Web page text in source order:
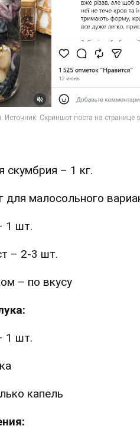
скумбрия – 1 кг.
для малосольного
1 шт.
– 2-3 шт.
– по вкусу
1 шт.
капель